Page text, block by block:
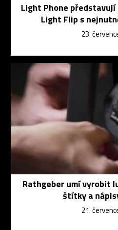
Light Phone
Light Flip s
23.
Rathgeber umí vyrobit
štítky a
21.